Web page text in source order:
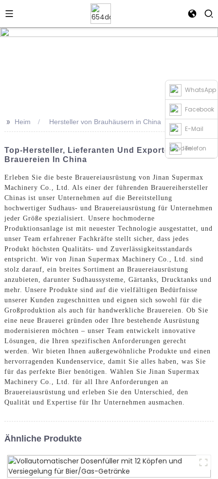
WhatsApp
Facebook
E-Mail
sendenTelefon
>> Heim Hersteller von Brauhäusern in China
Top-Hersteller, Lieferanten Und Exporteure Von
Brauereien In China
Erleben Sie die beste Brauereiausrüstung von Jinan Supermax
Machinery Co., Ltd. Als einer der führenden Brauereihersteller
Chinas ist unser Unternehmen auf die Bereitstellung
hochwertiger Sudhaus- und Brauereiausrüstung für Unternehmen
jeder Größe spezialisiert. Unsere hochmoderne
Produktionsanlage ist mit neuester Technologie ausgestattet, und
unser Team erfahrener Fachkräfte stellt sicher, dass jedes
Produkt höchsten Qualitäts- und Zuverlässigkeitsstandards
entspricht. Wir von Jinan Supermax Machinery Co., Ltd. sind
stolz darauf, ein breites Sortiment an Brauereiausrüstung
anzubieten, darunter Sudhaussysteme, Gärtanks, Drucktanks und
mehr. Unsere Produkte sind auf die vielfältigen Bedürfnisse
unserer Kunden zugeschnitten und eignen sich sowohl für die
Großproduktion als auch für handwerkliche Brauereien. Ob Sie
eine neue Brauerei gründen oder Ihre bestehende Ausrüstung
modernisieren möchten – unser Team entwickelt innovative
Lösungen, die Ihren spezifischen Anforderungen gerecht
werden. Wir bieten Ihnen außergewöhnliche Produkte und einen
hervorragenden Kundenservice, damit Sie alles haben, was Sie
für das perfekte Bier benötigen. Wählen Sie Jinan Supermax
Machinery Co., Ltd. für all Ihre Anforderungen an
Brauereiausrüstung und erleben Sie den Unterschied, den
Qualität und Expertise für Ihr Unternehmen ausmachen.
Ähnliche Produkte